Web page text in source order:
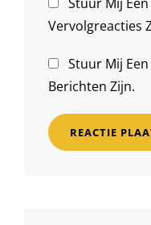
Vervolgreacties
Stuur Mij
Berichten Zijn.